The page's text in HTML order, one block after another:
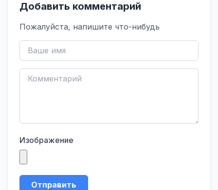
Добавить комментарий
Пожалуйста, напишите что-нибудь
Изображение
Отправить